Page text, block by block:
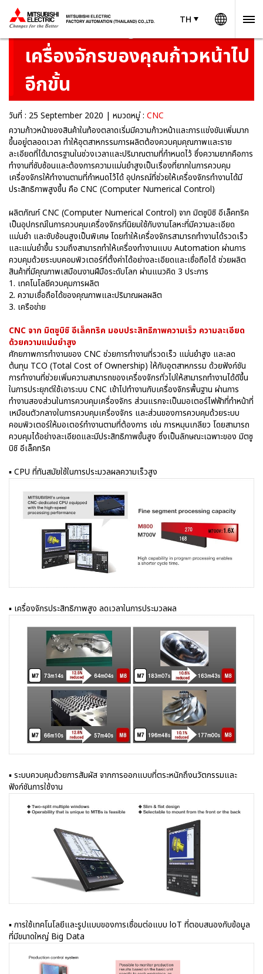
Thailand TH
TH
CNC จากมิตซูบิชิจะช่วยทำให้
เครื่องจักรของคุณก้าวหน้าไป
อีกขั้น
วันที่ : 25 September 2020 | หมวดหมู่ : CNC
ความก้าวหน้าของสินค้าในท้องตลาดเริ่มมีความก้าวหน้าและการแข่งขันเพิ่มมาก
ขึ้นอยู่ตลอดเวลา ทำให้อุตสาหกรรมการผลิตต้องควบคุมคุณภาพและราย
ละเอียดที่ได้มาตรฐานในช่วงเวลาและปริมาณตามที่กำหนดไว้ ซึ่งความยากคือการ
ทำงานที่ซับซ้อนและต้องการความแม่นยำสูงเป็นเรื่องที่ยากในการควบคุม
เครื่องจักรให้ทำงานตามที่กำหนดไว้ได้ อุปกรณ์ที่ช่วยให้เครื่องจักรทำงานได้มี
ประสิทธิภาพสูงขึ้น คือ CNC (Computer Numerical Control)
ผลิตภัณฑ์ CNC (Computer Numerical Control) จาก มิตซูบิชิ อีเล็คทริค
เป็นอุปกรณ์ในการควบคุมเครื่องจักรที่นิยมใช้กับงานโลหะที่มีความละเอียด
แม่นยำ และซับซ้อนสูงเป็นพิเศษ โดยทำให้เครื่องจักรสามารถทำงานได้รวดเร็ว
และแม่นยำขึ้น รวมถึงสามารถทำให้เครื่องทำงานแบบ Automation ผ่านการ
ควบคุมด้วยระบบคอมพิวเตอร์ที่ตั้งค่าได้อย่างละเอียดและเชื่อถือได้ ช่วยผลิต
สินค้าที่มีคุณภาพเสมือนงานฝีมือระดับโลก ผ่านแนวคิด 3 ประการ
1. เทคโนโลยีควบคุมการผลิต
2. ความเชื่อถือได้ของคุณภาพและปริมาณผลผลิต
3. เครือข่าย
CNC จาก มิตซูบิชิ อีเล็คทริค มอบประสิทธิภาพความเร็ว ความละเอียด
ด้วยความแม่นยำสูง
ศักยภาพการทำงานของ CNC ช่วยการทำงานที่รวดเร็ว แม่นยำสูง และลด
ต้นทุน TCO (Total Cost of Ownership) ให้กับอุตสาหกรรม ด้วยฟังก์ชัน
การทำงานที่ช่วยเพิ่มความสามารถของเครื่องจักรทั่วไปให้สามารถทำงานได้ดีขึ้น
ในการประยุกต์ใช้เอาระบบ CNC เข้าไปทำงานกับเครื่องจักรพื้นฐาน ผ่านการ
ทำงานสองส่วนในการควบคุมเครื่องจักร ส่วนแรกจะเป็นมอเตอร์ไฟฟ้าที่ทำหน้าที่
เหมือนตัวกลางในการควบคุมเครื่องจักร และส่วนของการควบคุมด้วยระบบ
คอมพิวเตอร์ให้มอเตอร์ทำงานตามที่ต้องการ เช่น การหมุนเกลียว โดยสามารถ
ควบคุมได้อย่างละเอียดและมีประสิทธิภาพขั้นสูง ซึ่งเป็นลักษณะเฉพาะของ มิตซู
บิชิ อีเล็คทริค
▪ CPU ที่ทันสมัยใช้ในการประมวลผลความเร็วสูง
▪ เครื่องจักรประสิทธิภาพสูง ลดเวลาในการประมวลผล
▪ ระบบควบคุมด้วยการสัมผัส จากการออกแบบที่ตระหนักถึงนวัตกรรมและ
ฟังก์ชันการใช้งาน
▪ การใช้เทคโนโลยีและรูปแบบของการเชื่อมต่อแบบ loT ที่ตอบสนองกับข้อมูล
ที่มีขนาดใหญ่ Big Data